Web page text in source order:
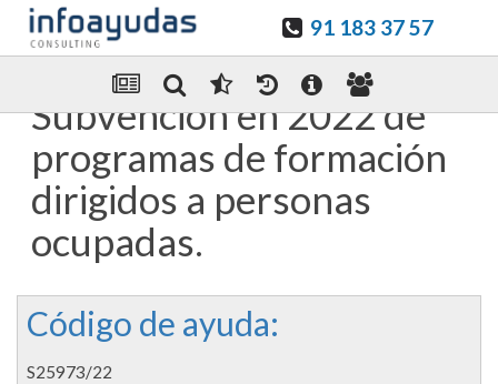
91 183 37 57
Enviar Por email
Subvención en 2022 de
programas de formación
dirigidos a personas
ocupadas.
Código de ayuda:
S25973/22